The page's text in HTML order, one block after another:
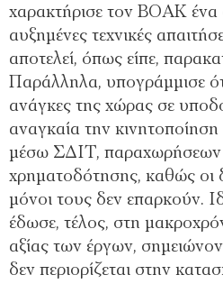
χαρακτήρισε τον ΒΟΑΚ ένα
αυξημένες τεχνικές
αποτελεί, όπως είπε,
Παράλληλα, υπογράμμισε
ανάγκες της χώρας σε
αναγκαία την
μέσω ΣΔΙΤ, παραχωρήσεων
χρηματοδότησης, καθώς οι
μόνοι τους δεν επαρκούν.
έδωσε, τέλος, στη
αξίας των έργων,
δεν περιορίζεται στην